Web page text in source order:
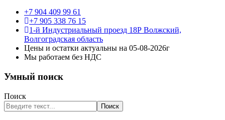
+7 904 409 99 61
+7 905 338 76 15
1-й Индустриальный проезд 18Р Волжский,
Волгоградская область
Цены и остатки актуальны на 05-08-2026г
Мы работаем без НДС
Умный поиск
Поиск
Поиск